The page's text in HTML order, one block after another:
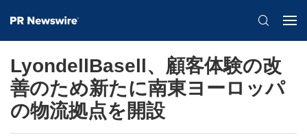
LyondellBasell、顧客体験の改
善のため新たに南東ヨーロッパ
の物流拠点を開設